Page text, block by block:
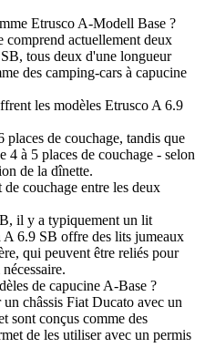
Etrusco A-Modell Base ?
actuellement deux
tous deux d'une longueur
des camping-cars à capucine
les modèles Etrusco A 6.9
de couchage, tandis que
à 5 places de couchage - selon
de la dînette.
couchage entre les deux
il y a typiquement un lit
A 6.9 SB offre des lits jumeaux
qui peuvent être reliés pour
de capucine A-Base ?
châssis Fiat Ducato avec un
sont conçus comme des
de les utiliser avec un permis